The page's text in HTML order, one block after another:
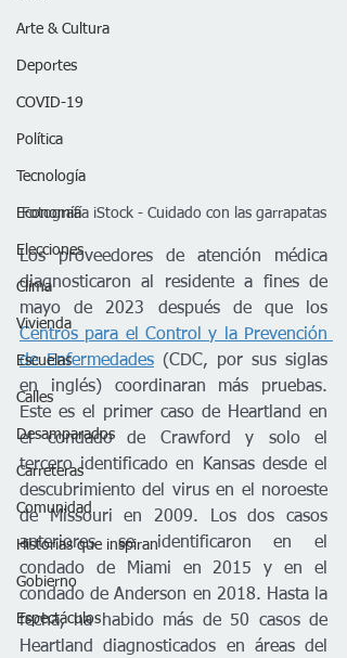
Arte & Cultura
Deportes
COVID-19
Política
Tecnología
Economía
Elecciones
Clima
Vivienda
Escuelas
Calles
Desamparados
Carreteras
Comunidad
Historias que inspiran
Gobierno
Espectáculos
Fotografía iStock - Cuidado con las garrapatas
Los proveedores de atención médica
diagnosticaron al residente a fines de
Centros para el Control y la Prevención
de Enfermedades (CDC, por sus siglas
en inglés) coordinaran más pruebas.
Este es el primer caso de Heartland en
el condado de Crawford y solo el
tercero identificado en Kansas desde el
descubrimiento del virus en el noroeste
de Missouri en 2009. Los dos casos
anteriores se identificaron en el
condado de Miami en 2015 y en el
condado de Anderson en 2018. Hasta la
fecha, ha habido más de 50 casos de
Heartland diagnosticados en áreas del